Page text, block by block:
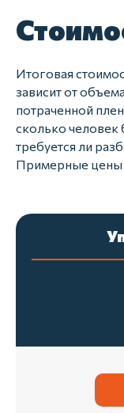
Итоговая
зависит от
потраченной
сколько человек
требуется ли
Примерные цены
Я согласен с